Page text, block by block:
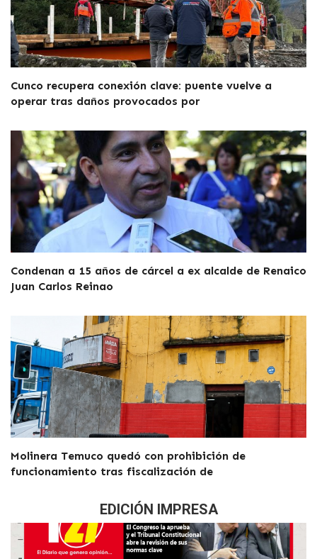
Cunco recupera conexión clave: puente vuelve a
operar tras daños provocados por
Condenan a 15 años de cárcel a ex alcalde de Renaico
Juan Carlos Reinao
Molinera Temuco quedó con prohibición de
funcionamiento tras fiscalización de
EDICIÓN IMPRESA